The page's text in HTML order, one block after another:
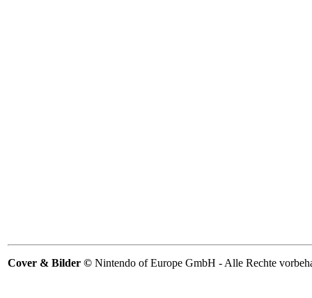
Cover & Bilder © Nintendo of Europe GmbH - Alle Rechte